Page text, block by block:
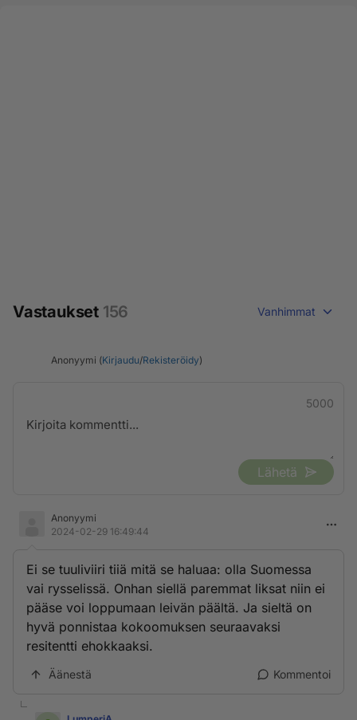
Vastaukset 156 Vanhimmat
Anonyymi (Kirjaudu/Rekisteröidy)
5000
Lähetä
Anonyymi
2024-02-29 16:49:44
Ei se tuuliviiri tiiä mitä se haluaa: olla Suomessa
vai rysselissä. Onhan siellä paremmat liksat niin ei
pääse voi loppumaan leivän päältä. Ja sieltä on
hyvä ponnistaa kokoomuksen seuraavaksi
resitentti ehokkaaksi.
Äänestä Kommentoi